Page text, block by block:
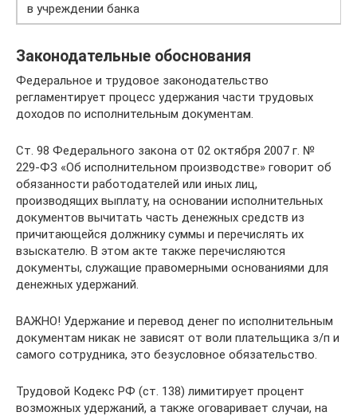
в учреждении банка
Законодательные обоснования
Федеральное и трудовое законодательство
регламентирует процесс удержания части трудовых
доходов по исполнительным документам.
Ст. 98 Федерального закона от 02 октября 2007 г. №
229-ФЗ «Об исполнительном производстве» говорит об
обязанности работодателей или иных лиц,
производящих выплату, на основании исполнительных
документов вычитать часть денежных средств из
причитающейся должнику суммы и перечислять их
взыскателю. В этом акте также перечисляются
документы, служащие правомерными основаниями для
денежных удержаний.
ВАЖНО! Удержание и перевод денег по исполнительным
документам никак не зависят от воли плательщика з/п и
самого сотрудника, это безусловное обязательство.
Трудовой Кодекс РФ (ст. 138) лимитирует процент
возможных удержаний, а также оговаривает случаи, на